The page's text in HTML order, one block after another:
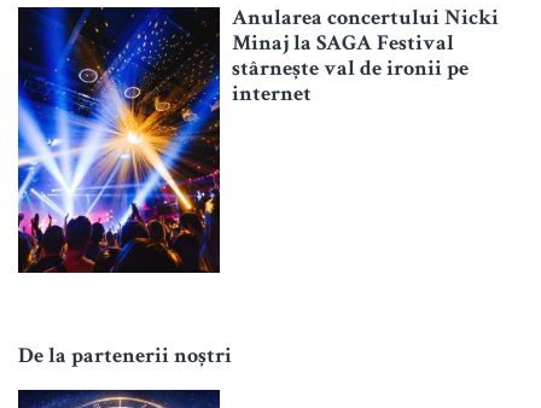
Anularea concertului Nicki
Minaj la SAGA Festival
stârnește val de ironii pe
internet
De la partenerii noștri